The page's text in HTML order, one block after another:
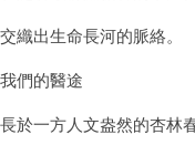
交織出生命長河的脈絡。
我們的醫途
長於一方人文盎然的杏林春